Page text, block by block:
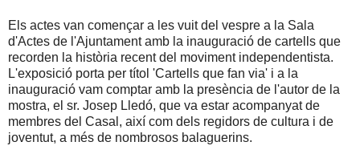
Els actes van començar a les vuit del vespre a la Sala
d'Actes de l'Ajuntament amb la inauguració de cartells que
recorden la història recent del moviment independentista.
L'exposició porta per títol 'Cartells que fan via' i a la
inauguració vam comptar amb la presència de l'autor de la
mostra, el sr. Josep Lledó, que va estar acompanyat de
membres del Casal, així com dels regidors de cultura i de
joventut, a més de nombrosos balaguerins.